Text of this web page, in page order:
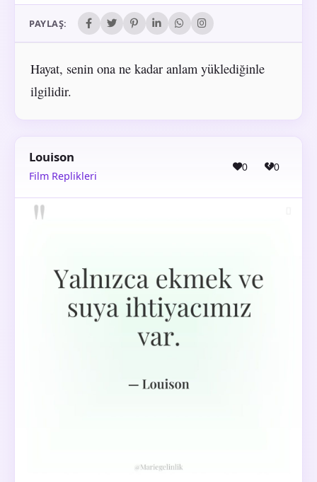
PAYLAŞ:
Hayat, senin ona ne kadar anlam yüklediğinle
ilgilidir.
Louison
Film Replikleri
0 0